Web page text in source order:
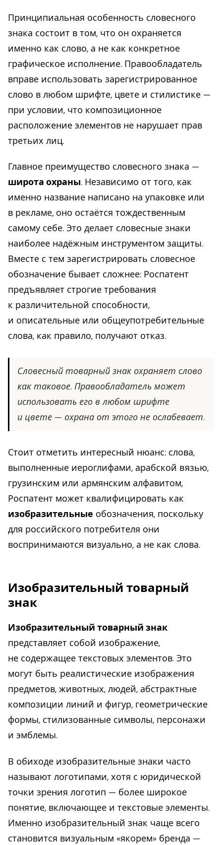
Принципиальная особенность словесного
знака состоит в том, что он охраняется
именно как слово, а не как конкретное
графическое исполнение. Правообладатель
вправе использовать зарегистрированное
слово в любом шрифте, цвете и стилистике —
при условии, что композиционное
расположение элементов не нарушает прав
третьих лиц.
Главное преимущество словесного знака —
широта охраны. Независимо от того, как
именно название написано на упаковке или
в рекламе, оно остаётся тождественным
самому себе. Это делает словесные знаки
наиболее надёжным инструментом защиты.
Вместе с тем зарегистрировать словесное
обозначение бывает сложнее: Роспатент
предъявляет строгие требования
к различительной способности,
и описательные или общеупотребительные
слова, как правило, получают отказ.
Словесный товарный знак охраняет слово
как таковое. Правообладатель может
использовать его в любом шрифте
и цвете — охрана от этого не ослабевает.
Стоит отметить интересный нюанс: слова,
выполненные иероглифами, арабской вязью,
грузинским или армянским алфавитом,
Роспатент может квалифицировать как
изобразительные обозначения, поскольку
для российского потребителя они
воспринимаются визуально, а не как слова.
Изобразительный товарный
знак
Изобразительный товарный знак
представляет собой изображение,
не содержащее текстовых элементов. Это
могут быть реалистические изображения
предметов, животных, людей, абстрактные
композиции линий и фигур, геометрические
формы, стилизованные символы, персонажи
и эмблемы.
В обиходе изобразительные знаки часто
называют логотипами, хотя с юридической
точки зрения логотип — более широкое
понятие, включающее и текстовые элементы.
Именно изобразительный знак чаще всего
становится визуальным «якорем» бренда —